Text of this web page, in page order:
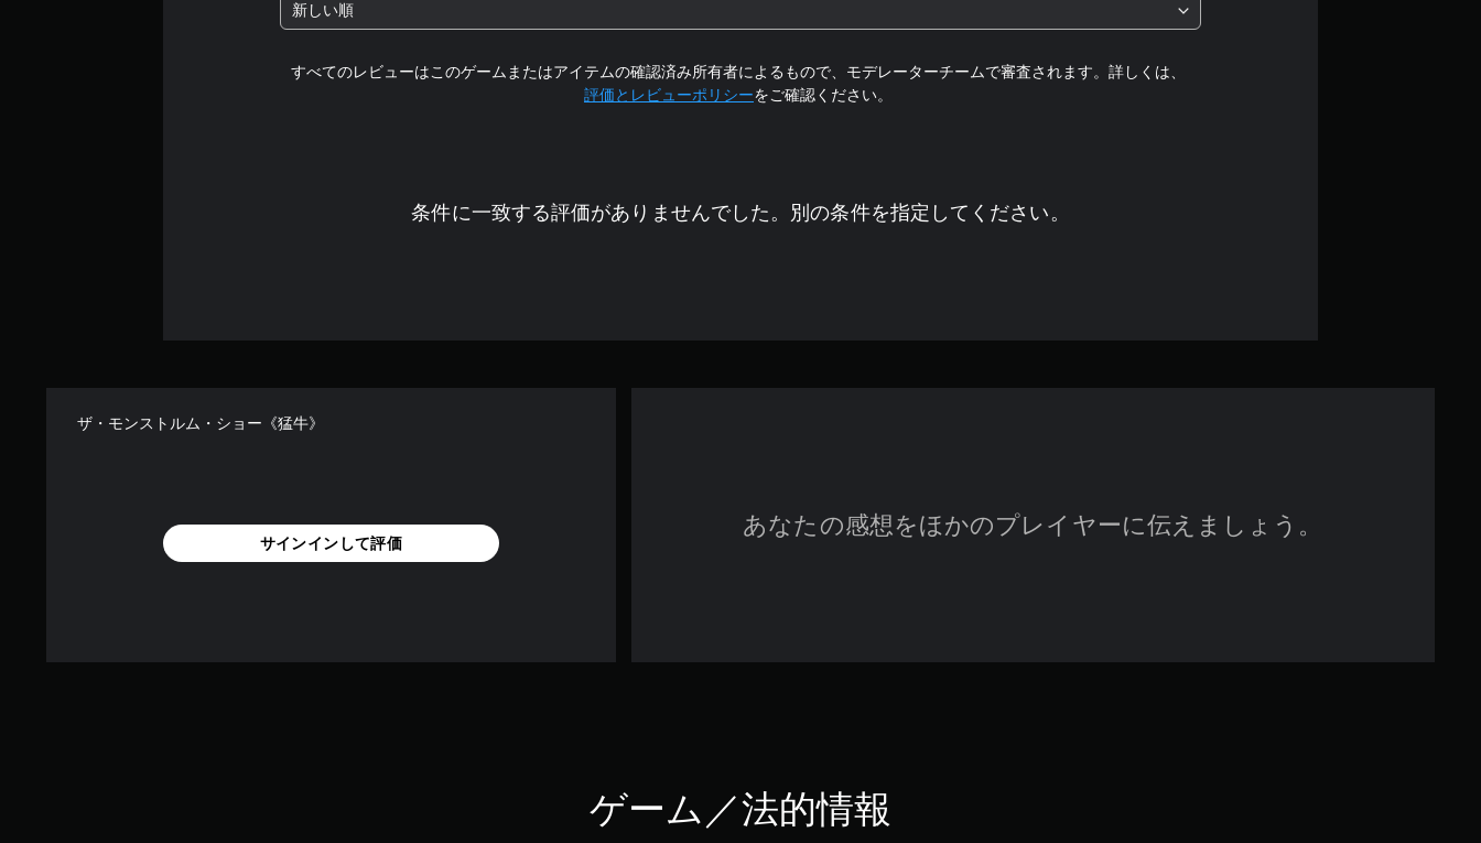
新しい順
すべてのレビューはこのゲームまたはアイテムの確認済み所有者によるもので、モデレーターチームで審査されます。詳しくは、
評価とレビューポリシーをご確認ください。
条件に一致する評価がありませんでした。別の条件を指定してください。
ザ・モンストルム・ショー《猛牛》
サインインして評価
あなたの感想をほかのプレイヤーに伝えましょう。
ゲーム／法的情報